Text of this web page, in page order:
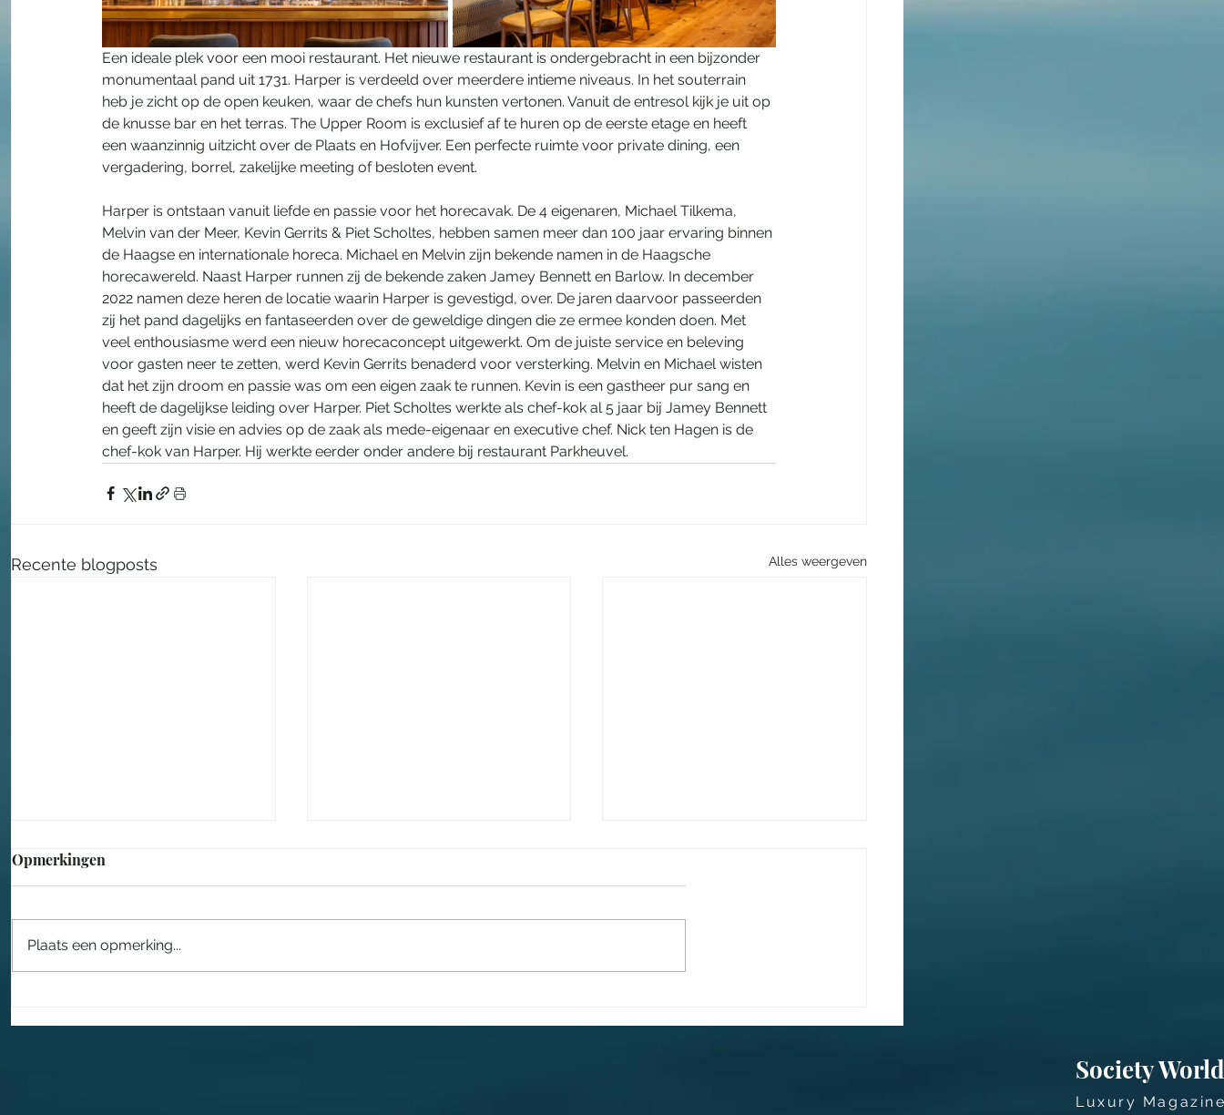
Een ideale plek voor een mooi restaurant. Het nieuwe restaurant is ondergebracht in een bijzonder
monumentaal pand uit 1731. Harper is verdeeld over meerdere intieme niveaus. In het souterrain
heb je zicht op de open keuken, waar de chefs hun kunsten vertonen. Vanuit de entresol kijk je uit op
de knusse bar en het terras. The Upper Room is exclusief af te huren op de eerste etage en heeft
een waanzinnig uitzicht over de Plaats en Hofvijver. Een perfecte ruimte voor private dining, een
vergadering, borrel, zakelijke meeting of besloten event.
Harper is ontstaan vanuit liefde en passie voor het horecavak. De 4 eigenaren, Michael Tilkema,
Melvin van der Meer, Kevin Gerrits & Piet Scholtes, hebben samen meer dan 100 jaar ervaring binnen
de Haagse en internationale horeca. Michael en Melvin zijn bekende namen in de Haagsche
horecawereld. Naast Harper runnen zij de bekende zaken Jamey Bennett en Barlow. In december
2022 namen deze heren de locatie waarin Harper is gevestigd, over. De jaren daarvoor passeerden
zij het pand dagelijks en fantaseerden over de geweldige dingen die ze ermee konden doen. Met
veel enthousiasme werd een nieuw horecaconcept uitgewerkt. Om de juiste service en beleving
voor gasten neer te zetten, werd Kevin Gerrits benaderd voor versterking. Melvin en Michael wisten
dat het zijn droom en passie was om een eigen zaak te runnen. Kevin is een gastheer pur sang en
heeft de dagelijkse leiding over Harper. Piet Scholtes werkte als chef-kok al 5 jaar bij Jamey Bennett
en geeft zijn visie en advies op de zaak als mede-eigenaar en executive chef. Nick ten Hagen is de
chef-kok van Harper. Hij werkte eerder onder andere bij restaurant Parkheuvel.
Recente blogposts Alles weergeven
voor Taiko
in het Efteling Grand Hotel
wordt de nieuwe luxe
Opmerkingen
Plaats een opmerking...
Society World
Luxury